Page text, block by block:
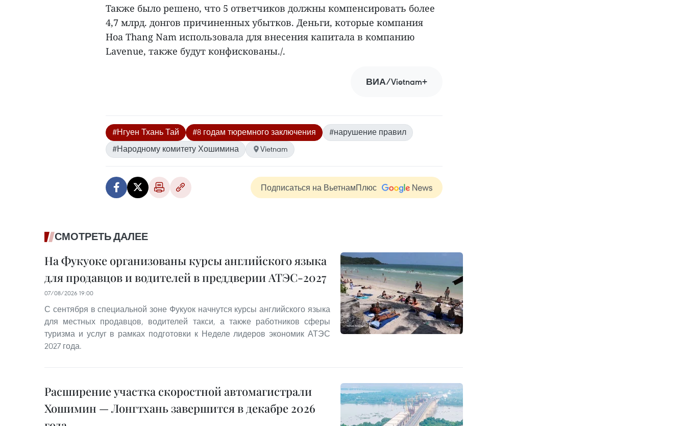
Также было решено, что 5 ответчиков должны компенсировать более
4,7 млрд. донгов причиненных убытков. Деньги, которые компания
Hoa Thang Nam использовала для внесения капитала в компанию
Lavenue, также будут конфискованы./.
ВИА/Vietnam+
#Нгуен Тхань Тай #8 годам тюремного заключения
#нарушение правил
#Народному комитету Хошимина
Vietnam
Подписаться на ВьетнамПлюс
СМОТРЕТЬ ДАЛЕЕ
На Фукуоке организованы курсы английского языка
для продавцов и водителей в преддверии АТЭС-2027
07/08/2026 19:00
С сентября в специальной зоне Фукуок начнутся курсы английского языка
для местных продавцов, водителей такси, а также работников сферы
туризма и услуг в рамках подготовки к Неделе лидеров экономик АТЭС
2027 года.
Расширение участка скоростной автомагистрали
Хошимин — Лонгтхань завершится в декабре 2026